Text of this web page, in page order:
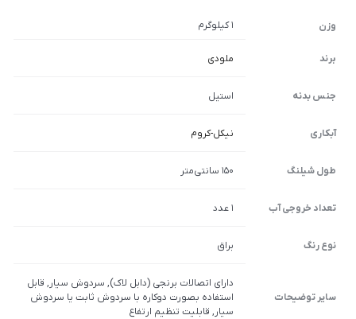
وزن 1 کیلوگرم
برند ملودی
جنس بدنه استیل
آبکاری نیکل-کروم
طول شیلنگ 150 سانتی‌متر
تعداد خروجی آب 1 عدد
نوع رنگ براق
سایر توضیحات
دارای اتصالات برنجی (دابل لاک), سردوش سیار, قابل
استفاده بصورت دوکاره با سردوش ثابت یا سردوش
سیار, قابلیت تنظیم ارتفاع